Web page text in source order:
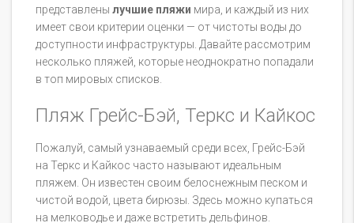
представлены лучшие пляжи мира, и каждый из них
имеет свои критерии оценки — от чистоты воды до
доступности инфраструктуры. Давайте рассмотрим
несколько пляжей, которые неоднократно попадали
в топ мировых списков.
Пляж Грейс-Бэй, Теркс и Кайкос
Пожалуй, самый узнаваемый среди всех, Грейс-Бэй
на Теркс и Кайкос часто называют идеальным
пляжем. Он известен своим белоснежным песком и
чистой водой, цвета бирюзы. Здесь можно купаться
на мелководье и даже встретить дельфинов.